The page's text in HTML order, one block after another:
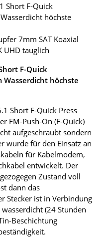
Short F-Quick
höchste
7mm SAT Koaxial
UHD tauglich
F-Quick
Wasserdicht höchste
Short F-Quick Press
FM-Push-On (F-Quick)
aufgeschraubt sondern
wurde für den Einsatz an
für Kabelmodem,
entwickelt. Der
Zustand voll
dann das
Stecker ist in Verbindung
(24 Stunden
Beschichtung